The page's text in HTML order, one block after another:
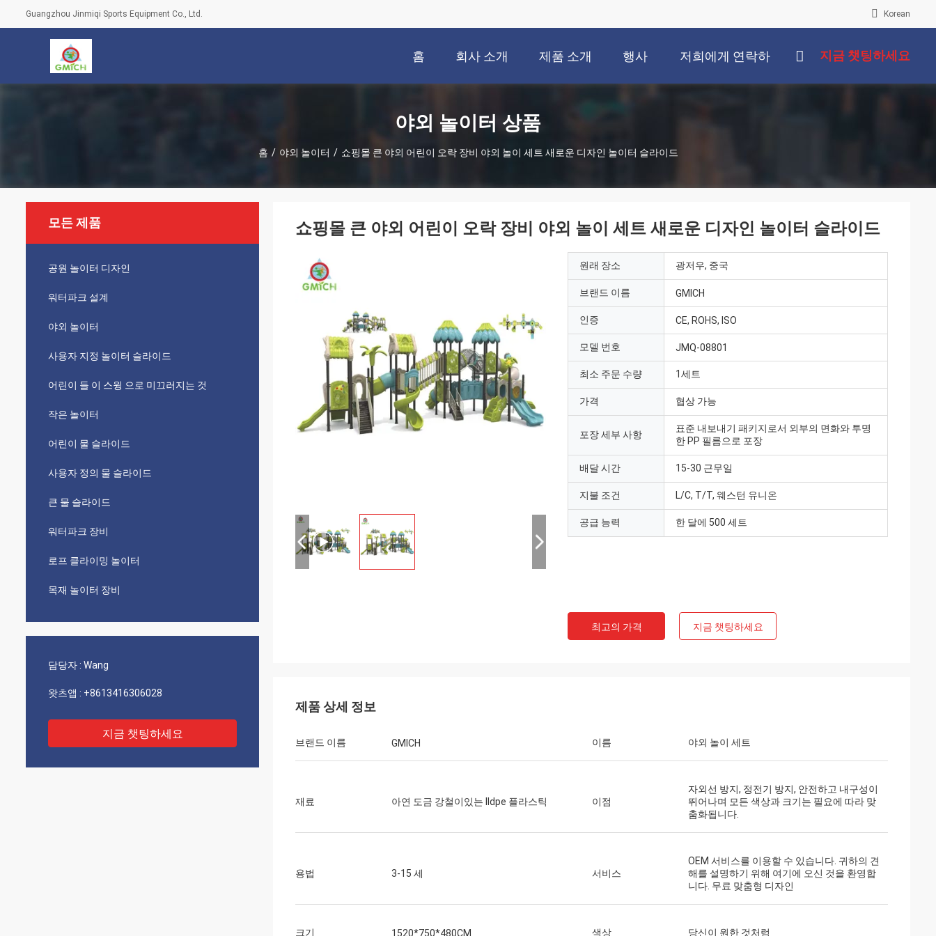
Guangzhou Jinmiqi Sports Equipment Co., Ltd. Korean
홈 회사 소개 제품 소개 행사 저희에게 연락하 지금 챗팅하세요
야외 놀이터 상품
홈 / 야외 놀이터 / 쇼핑몰 큰 야외 어린이 오락 장비 야외 놀이 세트 새로운 디자인 놀이터 슬라이드
모든 제품
공원 놀이터 디자인
워터파크 설계
야외 놀이터
사용자 지정 놀이터 슬라이드
어린이 들 이 스윙 으로 미끄러지는 것
작은 놀이터
어린이 물 슬라이드
사용자 정의 물 슬라이드
큰 물 슬라이드
워터파크 장비
로프 클라이밍 놀이터
목재 놀이터 장비
담당자 : Wang
왓츠앱 : +8613416306028
지금 챗팅하세요
쇼핑몰 큰 야외 어린이 오락 장비 야외 놀이 세트 새로운 디자인 놀이터 슬라이드
원래 장소 광저우, 중국
브랜드 이름 GMICH
인증 CE, ROHS, ISO
모델 번호 JMQ-08801
최소 주문 수량 1세트
가격 협상 가능
포장 세부 사항
표준 내보내기 패키지로서 외부의 면화와 투명
한 PP 필름으로 포장
배달 시간 15-30 근무일
지불 조건 L/C, T/T, 웨스턴 유니온
공급 능력 한 달에 500 세트
최고의 가격 지금 챗팅하세요
제품 상세 정보
브랜드 이름 GMICH 이름 야외 놀이 세트
재료 아연 도금 강철이있는 lldpe 플라스틱 이점
자외선 방지, 정전기 방지, 안전하고 내구성이
뛰어나며 모든 색상과 크기는 필요에 따라 맞
춤화됩니다.
용법 3-15 세 서비스
OEM 서비스를 이용할 수 있습니다. 귀하의 견
해를 설명하기 위해 여기에 오신 것을 환영합
니다. 무료 맞춤형 디자인
크기 1520*750*480CM 색상 당신이 원한 것처럼